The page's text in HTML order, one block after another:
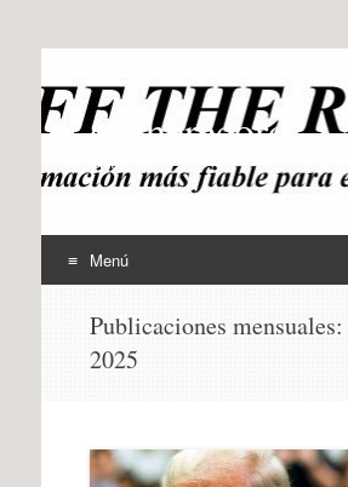
offtherecord
OTR
Menú
contenido
Publicaciones mensuales:
2025